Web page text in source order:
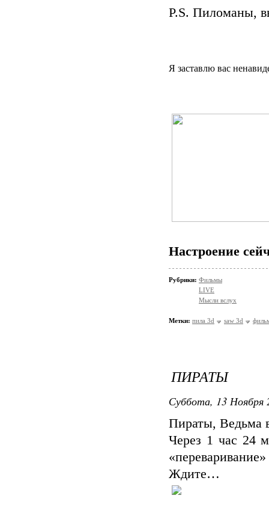
P.S. Пиломаны,
Я заставлю вас
Настроение
Рубрики: Фильмы
LIVE
Мысли вслух
Метки: пила 3d saw 3d
ПИРАТЫ
Суббота, 13 Ноября
Пираты, Ведьма
Через 1 час 24
Ждите…